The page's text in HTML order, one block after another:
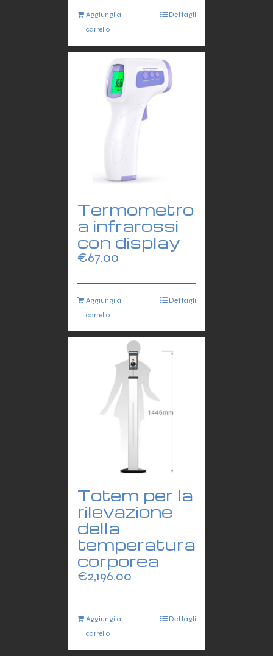
Aggiungi al
carrello
Dettagli
Termometro
a infrarossi
con display
€67.00
Aggiungi al
carrello
Dettagli
Totem per la
rilevazione
della
temperatura
corporea
€2,196.00
Aggiungi al
carrello
Dettagli